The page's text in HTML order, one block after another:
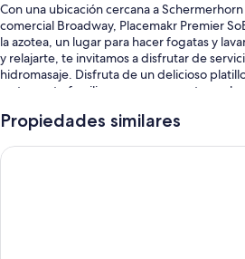
Con una ubicación cercana a
comercial Broadway, Placemakr Premier
la azotea, un lugar para hacer fogatas y
y relajarte, te invitamos a disfrutar de
hidromasaje. Disfruta de un delicioso
restaurante familiar que se encuentra en
abierta las 24 horas y wifi gratis en la
los huéspedes.
Propiedades similares
Hyatt Place Nashville Downtown